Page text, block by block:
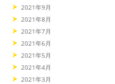
2021年9月
2021年8月
2021年7月
2021年6月
2021年5月
2021年4月
2021年3月